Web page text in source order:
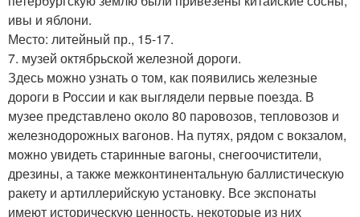
ивы и яблони.
Место: литейный пр., 15-17.
7. музей октябрьской железной дороги.
Здесь можно узнать о том, как появились железные
дороги в России и как выглядели первые поезда. В
музее представлено около 80 паровозов, тепловозов и
железнодорожных вагонов. На путях, рядом с вокзалом,
можно увидеть старинные вагоны, снегоочистители,
дрезины, а также межконтинентальную баллистическую
ракету и артиллерийскую установку. Все экспонаты
имеют историческую ценность, некоторые из них